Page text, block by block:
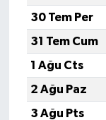
30 Tem Per
31 Tem Cum
1 Ağu Cts
2 Ağu Paz
3 Ağu Pts